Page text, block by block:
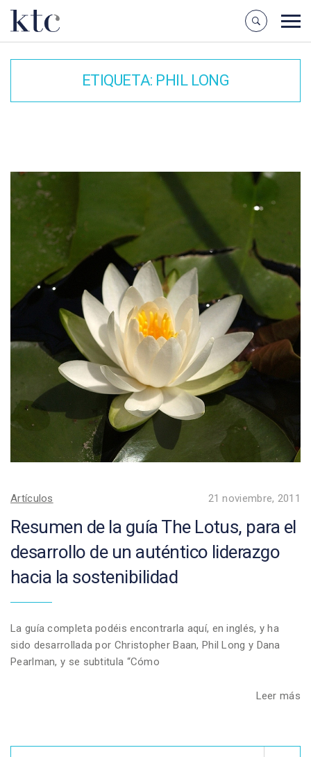
ETIQUETA: PHIL LONG
Artículos 21 noviembre, 2011
Resumen de la guía The Lotus, para el
desarrollo de un auténtico liderazgo
hacia la sostenibilidad
La guía completa podéis encontrarla aquí, en inglés, y ha
sido desarrollada por Christopher Baan, Phil Long y Dana
Pearlman, y se subtitula “Cómo
Leer más